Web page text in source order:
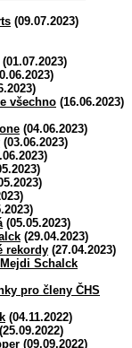
(09.07.2023)
(01.07.2023)
všechno (16.06.2023)
(04.06.2023)
(03.06.2023)
(05.05.2023)
(29.04.2023)
rekordy (27.04.2023)
Schalck
pro členy ČHS
(04.11.2022)
(09.09.2022)